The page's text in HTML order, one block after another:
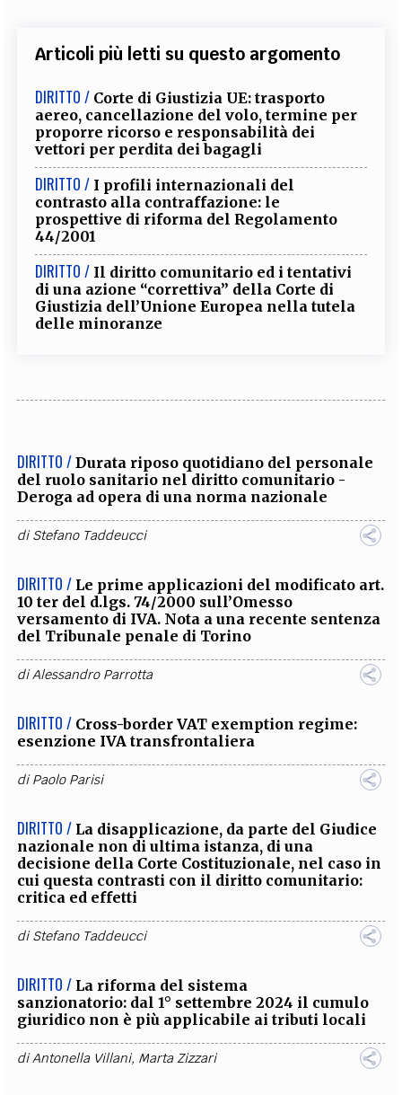
Articoli più letti su questo argomento
DIRITTO / Corte di Giustizia UE: trasporto
aereo, cancellazione del volo, termine per
proporre ricorso e responsabilità dei
vettori per perdita dei bagagli
DIRITTO / I profili internazionali del
contrasto alla contraffazione: le
prospettive di riforma del Regolamento
44/2001
DIRITTO / Il diritto comunitario ed i tentativi
di una azione “correttiva” della Corte di
Giustizia dell’Unione Europea nella tutela
delle minoranze
DIRITTO / Durata riposo quotidiano del personale
del ruolo sanitario nel diritto comunitario -
Deroga ad opera di una norma nazionale
diStefano Taddeucci
DIRITTO / Le prime applicazioni del modificato art.
10 ter del d.lgs. 74/2000 sull’Omesso
versamento di IVA. Nota a una recente sentenza
del Tribunale penale di Torino
diAlessandro Parrotta
DIRITTO / Cross-border VAT exemption regime:
esenzione IVA transfrontaliera
diPaolo Parisi
DIRITTO / La disapplicazione, da parte del Giudice
nazionale non di ultima istanza, di una
decisione della Corte Costituzionale, nel caso in
cui questa contrasti con il diritto comunitario:
critica ed effetti
diStefano Taddeucci
DIRITTO / La riforma del sistema
sanzionatorio: dal 1° settembre 2024 il cumulo
giuridico non è più applicabile ai tributi locali
diAntonella Villani, Marta Zizzari